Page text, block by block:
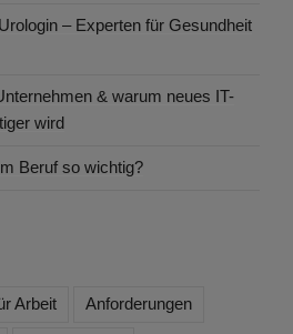
– Experten für Gesundheit
& warum neues IT-
wird
Beruf so wichtig?
Arbeit Anforderungen